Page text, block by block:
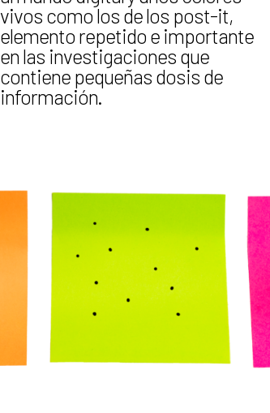
vivos como los de los post-it,
elemento repetido e importante
en las investigaciones que
contiene pequeñas dosis de
información.